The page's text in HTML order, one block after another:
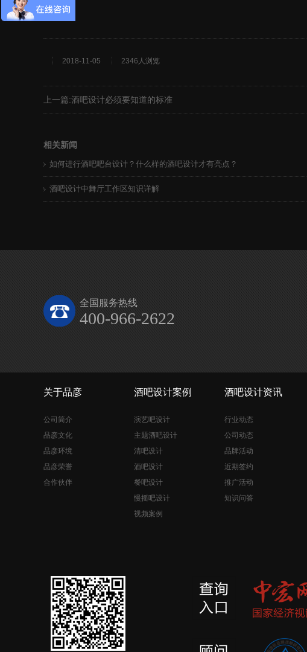
2018-11-05 2346人浏览
上一篇:酒吧设计必须要知道的标准
相关新闻
如何进行酒吧吧台设计？什么样的酒吧设计才有亮点？
酒吧设计中舞厅工作区知识详解
全国服务热线
400-966-2622
关于品彦
公司简介
品彦文化
品彦环境
品彦荣誉
合作伙伴
酒吧设计案例
演艺吧设计
主题酒吧设计
清吧设计
酒吧设计
餐吧设计
慢摇吧设计
视频案例
酒吧设计资讯
行业动态
公司动态
品牌活动
近期签约
推广活动
知识问答